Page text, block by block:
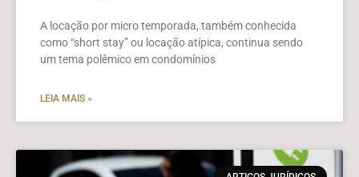
A locação por micro temporada, também conhecida
como “short stay” ou locação atípica, continua sendo
um tema polêmico em condomínios
LEIA MAIS »